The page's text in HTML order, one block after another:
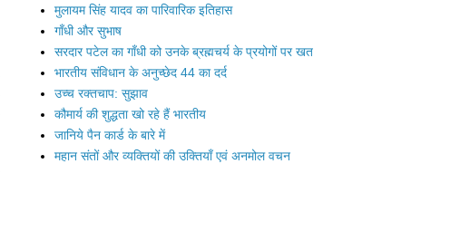
मुलायम सिंह यादव का पारिवारिक इतिहास
गाँधी और सुभाष
सरदार पटेल का गाँधी को उनके ब्रह्मचर्य के प्रयोगों पर खत
भारतीय संविधान के अनुच्छेद 44 का दर्द
उच्च रक्तचाप: सुझाव
कौमार्य की शुद्धता खो रहे हैं भारतीय
जानिये पैन कार्ड के बारे में
महान संतों और व्यक्तियों की उक्तियाँ एवं अनमोल वचन